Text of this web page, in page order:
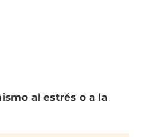
al estrés o a la